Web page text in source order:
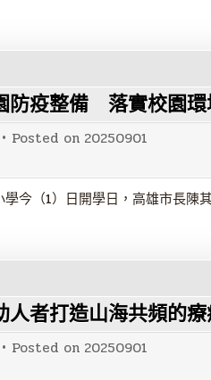
防疫整備 落實校園
Posted on 20250901
今（1）日開學日，高雄市長陳
人者打造山海共頻的
Posted on 20250901